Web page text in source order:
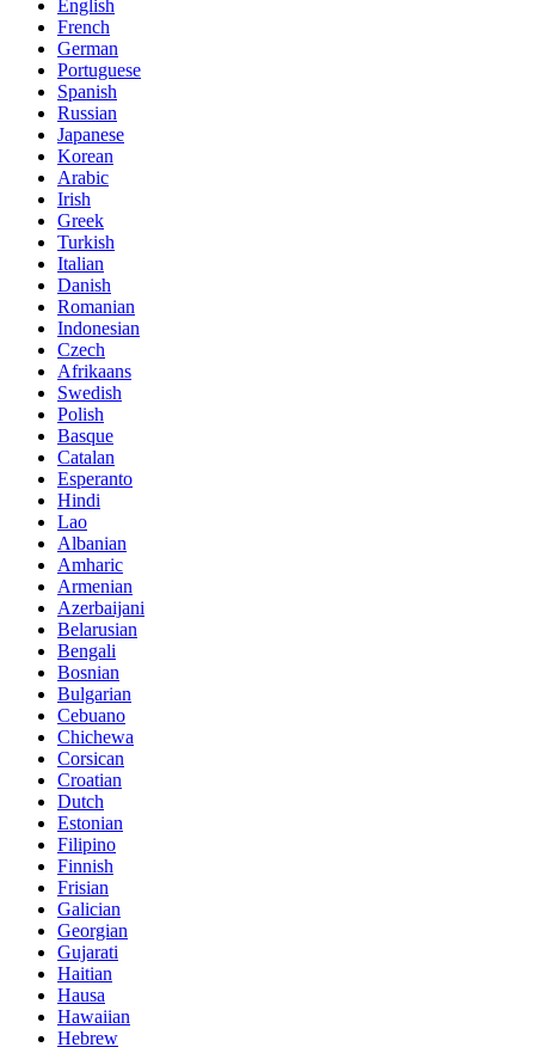
English
French
German
Portuguese
Spanish
Russian
Japanese
Korean
Arabic
Irish
Greek
Turkish
Italian
Danish
Romanian
Indonesian
Czech
Afrikaans
Swedish
Polish
Basque
Catalan
Esperanto
Hindi
Lao
Albanian
Amharic
Armenian
Azerbaijani
Belarusian
Bengali
Bosnian
Bulgarian
Cebuano
Chichewa
Corsican
Croatian
Dutch
Estonian
Filipino
Finnish
Frisian
Galician
Georgian
Gujarati
Haitian
Hausa
Hawaiian
Hebrew